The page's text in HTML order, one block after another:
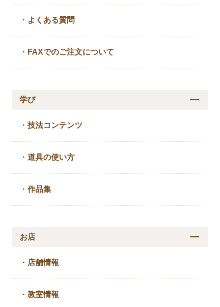
・ よくある質問
・ FAXでのご注文について
学び
・技法コンテンツ
・道具の使い方
・作品集
お店
・ 店舗情報
・教室情報